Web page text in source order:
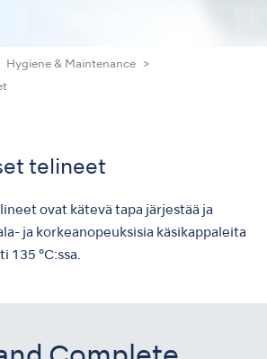
Hygiene & Maintenance
telineet
ovat kätevä tapa järjestää ja
ja korkeanopeuksisia käsikappaleita
135 °C:ssa.